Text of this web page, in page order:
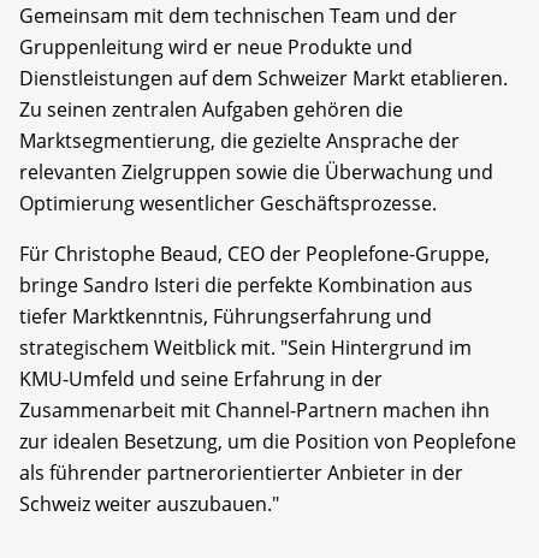
Gemeinsam mit dem technischen Team und der
Gruppenleitung wird er neue Produkte und
Dienstleistungen auf dem Schweizer Markt etablieren.
Zu seinen zentralen Aufgaben gehören die
Marktsegmentierung, die gezielte Ansprache der
relevanten Zielgruppen sowie die Überwachung und
Optimierung wesentlicher Geschäftsprozesse.
Für Christophe Beaud, CEO der Peoplefone-Gruppe,
bringe Sandro Isteri die perfekte Kombination aus
tiefer Marktkenntnis, Führungserfahrung und
strategischem Weitblick mit. "Sein Hintergrund im
KMU-Umfeld und seine Erfahrung in der
Zusammenarbeit mit Channel-Partnern machen ihn
zur idealen Besetzung, um die Position von Peoplefone
als führender partnerorientierter Anbieter in der
Schweiz weiter auszubauen."